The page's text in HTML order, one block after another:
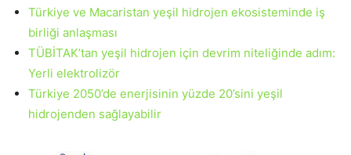
Türkiye ve Macaristan yeşil hidrojen ekosisteminde iş
birliği anlaşması
TÜBİTAK’tan yeşil hidrojen için devrim niteliğinde adım:
Yerli elektrolizör
Türkiye 2050’de enerjisinin yüzde 20’sini yeşil
hidrojenden sağlayabilir